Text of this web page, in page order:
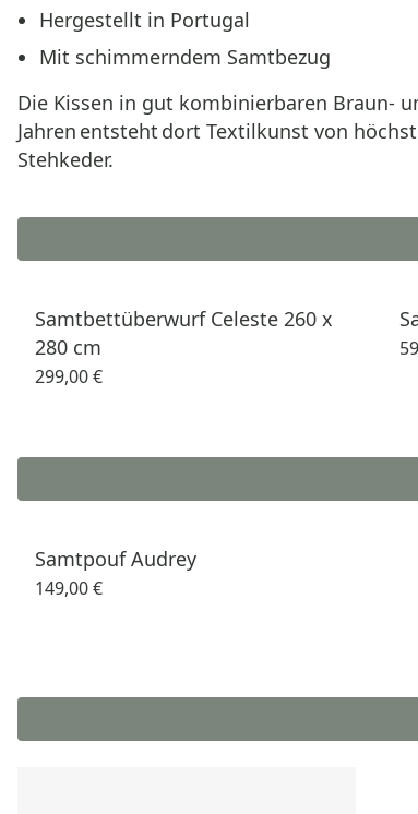
Hergestellt in Portugal
Mit schimmerndem Samtbezug
Die Kissen in gut kombinierbaren Braun-
Jahren entsteht dort Textilkunst von
Stehkeder.
Samtbettüberwurf Celeste 260 x
280 cm
299,00 €
Samtpouf Audrey
149,00 €